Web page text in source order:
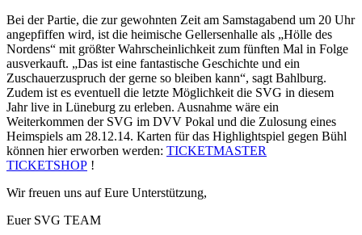
Bei der Partie, die zur gewohnten Zeit am Samstagabend um 20 Uhr
angepfiffen wird, ist die heimische Gellersenhalle als „Hölle des
Nordens“ mit größter Wahrscheinlichkeit zum fünften Mal in Folge
ausverkauft. „Das ist eine fantastische Geschichte und ein
Zuschauerzuspruch der gerne so bleiben kann“, sagt Bahlburg.
Zudem ist es eventuell die letzte Möglichkeit die SVG in diesem
Jahr live in Lüneburg zu erleben. Ausnahme wäre ein
Weiterkommen der SVG im DVV Pokal und die Zulosung eines
Heimspiels am 28.12.14. Karten für das Highlightspiel gegen Bühl
können hier erworben werden: TICKETMASTER
TICKETSHOP !
Wir freuen uns auf Eure Unterstützung,
Euer SVG TEAM